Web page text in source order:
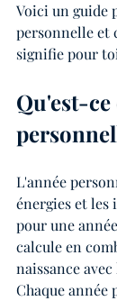
Voici un guide
personnelle et
signifie pour
Qu'est-
L'année
énergies et les
pour une
calcule en
naissance
Chaque année